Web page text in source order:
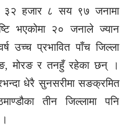
३२ हजार ८ सय ९७ जनामा
भएकोमा २० जनाले ज्यान
उच्च प्रभावित पाँच जिल्ला
मोरङ र तनहुँ रहेका छन् ।
धेरै सुनसरीमा सङक्रमित
तीन जिल्लामा पनि